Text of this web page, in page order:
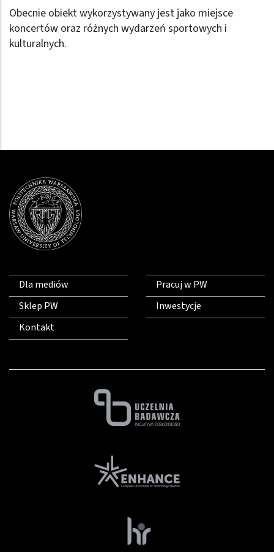
Obecnie obiekt wykorzystywany jest jako miejsce
koncertów oraz różnych wydarzeń sportowych i
kulturalnych.
Dla mediów
Sklep PW
Kontakt
Pracuj w PW
Inwestycje